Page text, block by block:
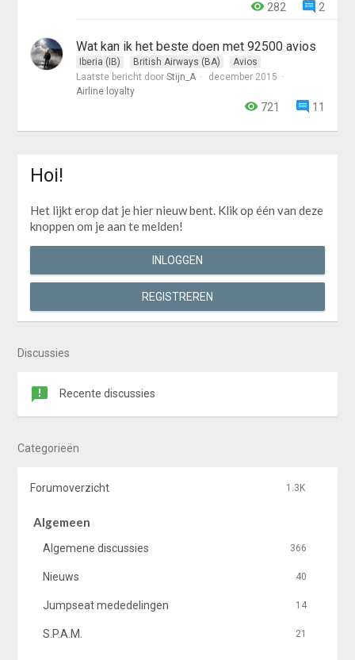
2
282
Wat kan ik het beste doen met 92500 avios
Iberia (IB) British Airways (BA)
Avios
Laatste bericht doorStijn_A
december 2015
Airline loyalty
11
721
Hoi!
Het lijkt erop dat je hier nieuw bent. Klik op één van deze
knoppen om je aan te melden!
INLOGGEN
REGISTREREN
Discussies
Recente discussies
Categorieën
1.3K
Forumoverzicht
Algemeen
366
Algemene discussies
40
Nieuws
14
Jumpseat mededelingen
21
S.P.A.M.